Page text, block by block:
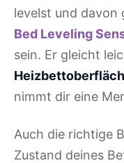
levelst und davon
Bed Leveling
sein. Er gleicht
nimmt dir eine
Auch die richtige
Zustand deines